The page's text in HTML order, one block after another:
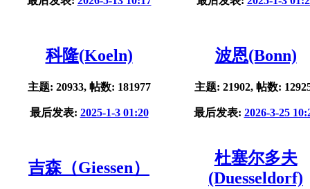
科隆(Koeln)
主题: 20933, 帖数: 181977
最后发表: 2025-1-3 01:20
波恩(Bonn)
主题: 21902, 帖数:
最后发表: 2026-3-25
吉森（Giessen）
杜塞尔多夫
(Duesseldorf)